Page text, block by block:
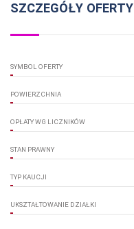
SZCZEGÓŁY OFERTY
SYMBOL OFERTY
POWIERZCHNIA
OPŁATY WG LICZNIKÓW
STAN PRAWNY
TYP KAUCJI
UKSZTAŁTOWANIE DZIAŁKI